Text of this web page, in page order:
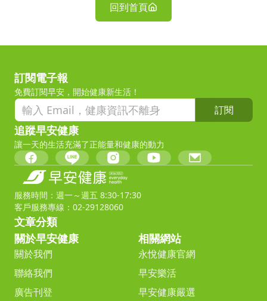
回到首頁
訂閱電子報
免費訂閱早安，開始健康新生活！
訂閱
追蹤早安健康
讓一天的生活充滿了正能量和健康的動力
服務時間：週一～週五 8:30-17:30
客戶服務專線：02-29128060
文章分類
關於早安健康
關於我們
聯絡我們
廣告刊登
相關網站
永悅健康官網
早安樂活
早安健康嚴選